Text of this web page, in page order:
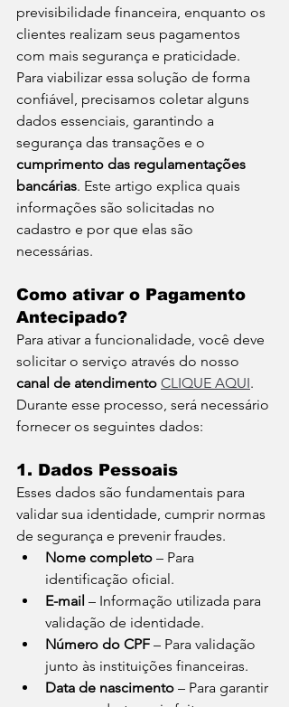
previsibilidade financeira, enquanto os
clientes realizam seus pagamentos
com mais segurança e praticidade.
Para viabilizar essa solução de forma
confiável, precisamos coletar alguns
dados essenciais, garantindo a
segurança das transações e o
cumprimento das regulamentações
bancárias. Este artigo explica quais
informações são solicitadas no
cadastro e por que elas são
necessárias.
Como ativar o Pagamento
Antecipado?
Para ativar a funcionalidade, você deve
solicitar o serviço através do nosso
canal de atendimento CLIQUE AQUI.
Durante esse processo, será necessário
fornecer os seguintes dados:
1. Dados Pessoais
Esses dados são fundamentais para
validar sua identidade, cumprir normas
de segurança e prevenir fraudes.
Nome completo – Para
identificação oficial.
E-mail – Informação utilizada para
validação de identidade.
Número do CPF – Para validação
junto às instituições financeiras.
Data de nascimento – Para garantir